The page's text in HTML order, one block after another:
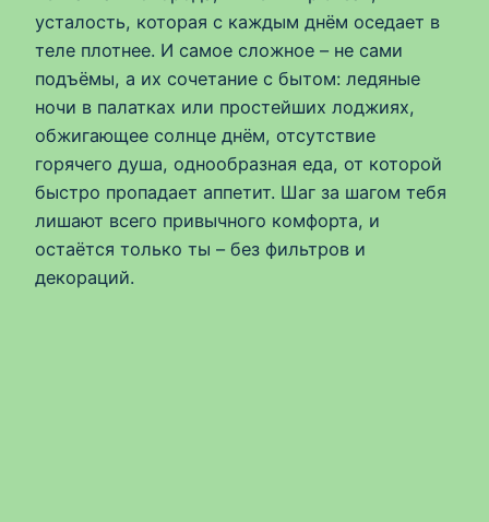
усталость, которая с каждым днём оседает в
теле плотнее. И самое сложное – не сами
подъёмы, а их сочетание с бытом: ледяные
ночи в палатках или простейших лоджиях,
обжигающее солнце днём, отсутствие
горячего душа, однообразная еда, от которой
быстро пропадает аппетит. Шаг за шагом тебя
лишают всего привычного комфорта, и
остаётся только ты – без фильтров и
декораций.